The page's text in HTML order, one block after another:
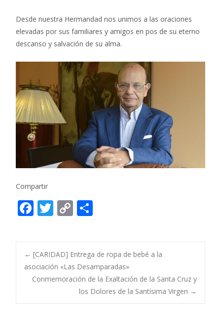
Desde nuestra Hermandad nos unimos a las oraciones
elevadas por sus familiares y amigos en pos de su eterno
descanso y salvación de su alma.
Compartir
F
e
b
o
o
k
T
itt
er
C
p
y
Li
n
k
m
p
ar
ti
r
Post
navigation
← [CARIDAD] Entrega de ropa de bebé a la
asociación «Las Desamparadas»
Conmemoración de la Exaltación de la Santa Cruz y
los Dolores de la Santísima Virgen →